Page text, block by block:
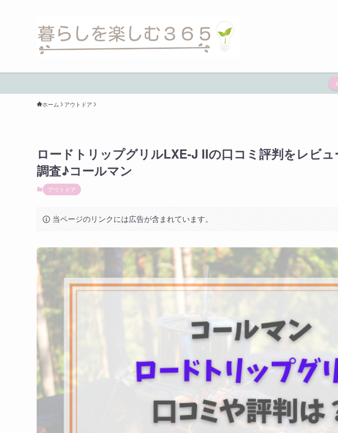
ホーム アウトドア
ロードトリップグリルLXE-J IIの口コミ評判をレビ
調査♪コールマン
アウトドア
当ページのリンクには広告が含まれています。